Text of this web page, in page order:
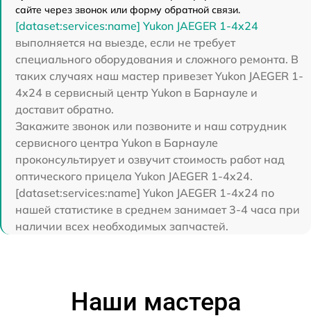
сайте через звонок или форму обратной связи.
[dataset:services:name] Yukon JAEGER 1-4x24
выполняется на выезде, если не требует
специального оборудования и сложного ремонта. В
таких случаях наш мастер привезет Yukon JAEGER 1-
4x24 в сервисный центр Yukon в Барнауле и
доставит обратно.
Закажите звонок или позвоните и наш сотрудник
сервисного центра Yukon в Барнауле
проконсультирует и озвучит стоимость работ над
оптического прицела Yukon JAEGER 1-4x24.
[dataset:services:name] Yukon JAEGER 1-4x24 по
нашей статистике в среднем занимает 3-4 часа при
наличии всех необходимых запчастей.
Наши мастера